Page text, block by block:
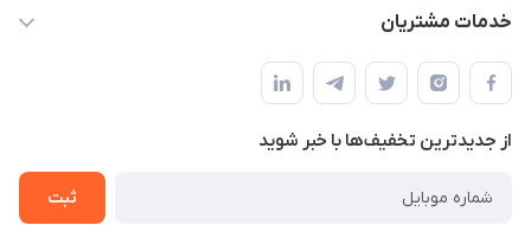
طبقه بالای دنیای لبنیات (مراجعه حضوری فقط در صورت هماهنگی
قبلی با شماره ۰۹۳۷۱۷۴۲۴۲۳ امکان پذیر است)
حساب کاربری
لیست محصولات
درباره ما
خدمات مشتریان
قوانین و مقررات
حریم خصوصی
راهنما
از جدید‌ترین تخفیف‌ها با‌ خبر شوید
ثبت